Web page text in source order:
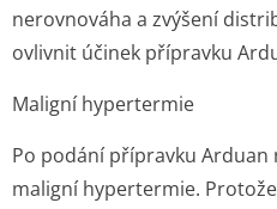
nerovnováha a zvýšení
ovlivnit účinek přípravku
Maligní hypertermie
Po podání přípravku Arduan
maligní hypertermie.